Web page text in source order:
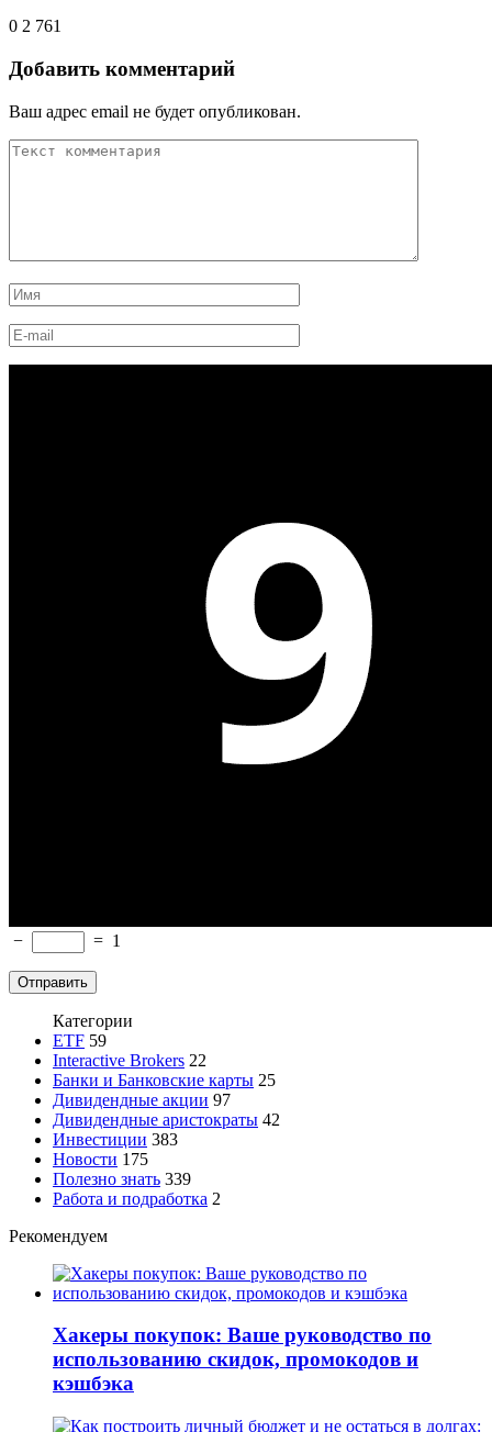
0 2 761
Добавить комментарий
Ваш адрес email не будет опубликован.
− = 1
Категории
ETF 59
Interactive Brokers 22
Банки и Банковские карты 25
Дивидендные акции 97
Дивидендные аристократы 42
Инвестиции 383
Новости 175
Полезно знать 339
Работа и подработка 2
Рекомендуем
Хакеры покупок: Ваше руководство по
использованию скидок, промокодов и
кэшбэка